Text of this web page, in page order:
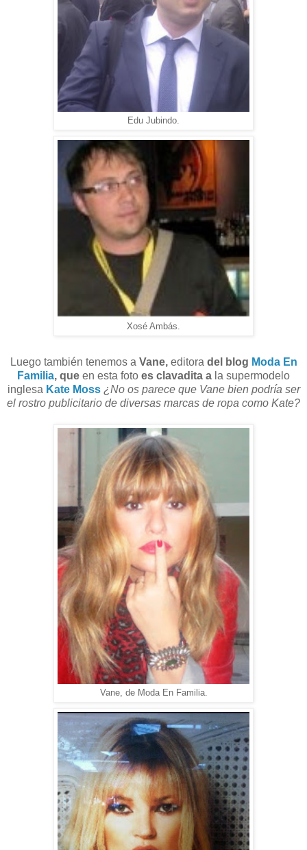
Edu Jubindo.
Xosé Ambás.
Luego también tenemos a Vane,editora del blog Moda En
Familia, que en esta foto es clavadita a la supermodelo
inglesa Kate Moss ¿No os parece que Vane bien podría ser
el rostro publicitario de diversas marcas de ropa como Kate?
Vane, de Moda En Familia.